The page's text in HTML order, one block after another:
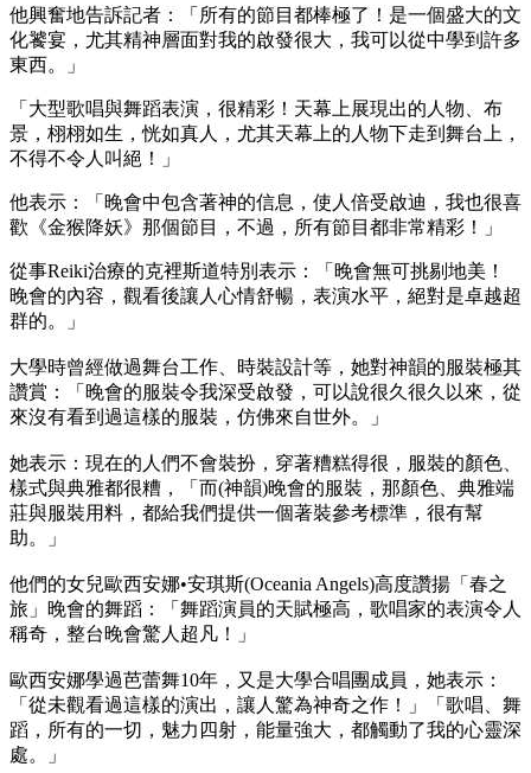
他興奮地告訴記者：「所有的節目都棒極了！是一個盛大的文
化饕宴，尤其精神層面對我的啟發很大，我可以從中學到許多
東西。」
「大型歌唱與舞蹈表演，很精彩！天幕上展現出的人物、布
景，栩栩如生，恍如真人，尤其天幕上的人物下走到舞台上，
不得不令人叫絕！」
他表示：「晚會中包含著神的信息，使人倍受啟迪，我也很喜
歡《金猴降妖》那個節目，不過，所有節目都非常精彩！」
從事Reiki治療的克裡斯道特別表示：「晚會無可挑剔地美！
晚會的內容，觀看後讓人心情舒暢，表演水平，絕對是卓越超
群的。」
大學時曾經做過舞台工作、時裝設計等，她對神韻的服裝極其
讚賞：「晚會的服裝令我深受啟發，可以說很久很久以來，從
來沒有看到過這樣的服裝，仿佛來自世外。」
她表示：現在的人們不會裝扮，穿著糟糕得很，服裝的顏色、
樣式與典雅都很糟，「而(神韻)晚會的服裝，那顏色、典雅端
莊與服裝用料，都給我們提供一個著裝參考標準，很有幫
助。」
他們的女兒歐西安娜•安琪斯(Oceania Angels)高度讚揚「春之
旅」晚會的舞蹈：「舞蹈演員的天賦極高，歌唱家的表演令人
稱奇，整台晚會驚人超凡！」
歐西安娜學過芭蕾舞10年，又是大學合唱團成員，她表示：
「從未觀看過這樣的演出，讓人驚為神奇之作！」「歌唱、舞
蹈，所有的一切，魅力四射，能量強大，都觸動了我的心靈深
處。」